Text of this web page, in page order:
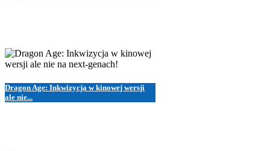
Dragon Age: Inkwizycja w kinowej wersji
ale nie...